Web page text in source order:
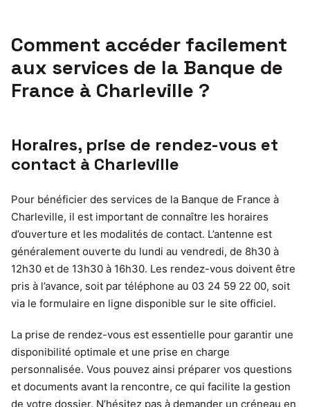
Comment accéder facilement
aux services de la Banque de
France à Charleville ?
Horaires, prise de rendez-vous et
contact à Charleville
Pour bénéficier des services de la Banque de France à
Charleville, il est important de connaître les horaires
d’ouverture et les modalités de contact. L’antenne est
généralement ouverte du lundi au vendredi, de 8h30 à
12h30 et de 13h30 à 16h30. Les rendez-vous doivent être
pris à l’avance, soit par téléphone au 03 24 59 22 00, soit
via le formulaire en ligne disponible sur le site officiel.
La prise de rendez-vous est essentielle pour garantir une
disponibilité optimale et une prise en charge
personnalisée. Vous pouvez ainsi préparer vos questions
et documents avant la rencontre, ce qui facilite la gestion
de votre dossier. N’hésitez pas à demander un créneau en